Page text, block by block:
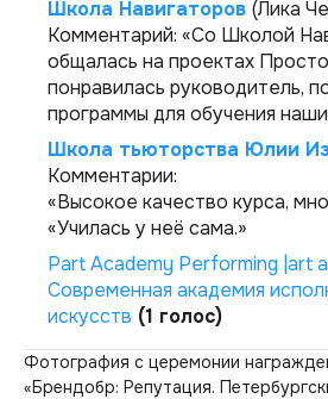
Школа Навигаторов (Лика
Комментарий: «Со Школой
общалась на проектах
понравилась руководитель,
программы для обучения
Школа тьюторства Юлии
Комментарии:
«Высокое качество курса,
«Училась у неё сама.»
Part Academy Performing |art
Современная академия
искусств (1 голос)
Фотография с церемонии
«Брендобр: Репутация.